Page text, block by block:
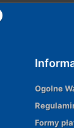
Ogolne
Formy